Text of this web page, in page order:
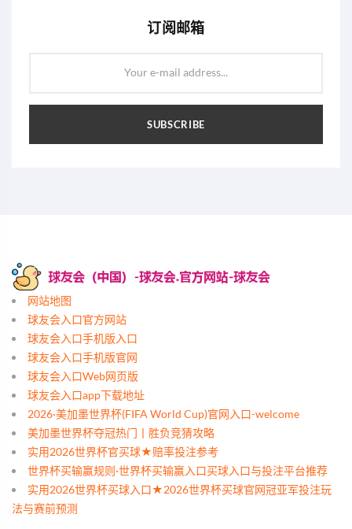
订阅邮箱
Your e-mail address...
SUBSCRIBE
网站地图
球友会入口官方网站
球友会入口手机版入口
球友会入口手机版官网
球友会入口Web网页版
球友会入口app下载地址
2026·美加墨世界杯(FIFA World Cup)官网入口-welcome
美加墨世界杯夺冠热门丨胜负竞猜攻略
实用2026世界杯官买球★赔率投注参考
世界杯买输赢规则·世界杯买输赢入口买球入口与投注平台推荐
实用2026世界杯买球入口★2026世界杯买球官网冠亚军投注玩
法与赛前预测